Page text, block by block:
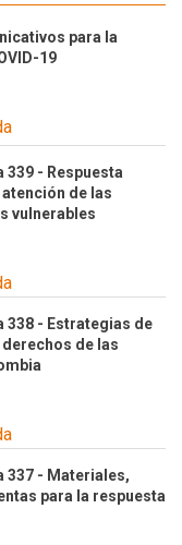
para la
19
339 - Respuesta
de las
vulnerables
338 - Estrategias de
de las
337 - Materiales,
para la respuesta